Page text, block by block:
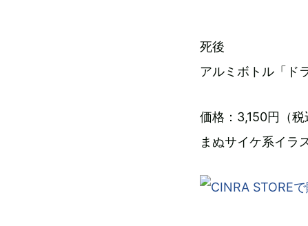
死後
アルミボトル「ド
価格：3,150円（税
まぬサイケ系イラ